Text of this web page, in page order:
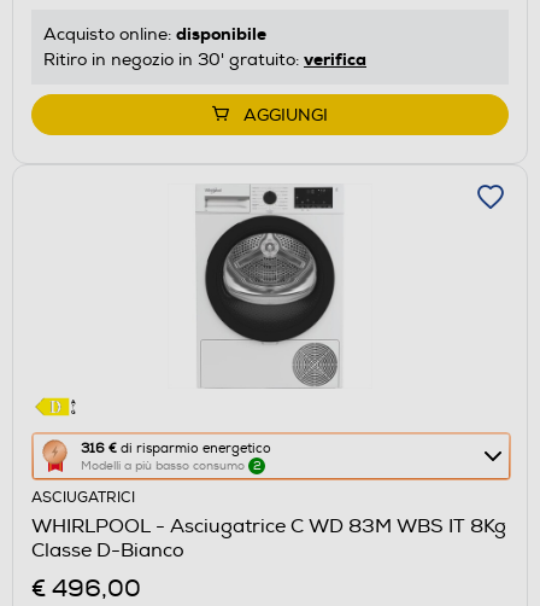
energetico
di
Youreko.
Acquisto online: disponibile
Ritiro in negozio in 30' gratuito: verifica
AGGIUNGI
316 € di risparmio energetico
Modelli a più basso consumo 2
Questa
azione
aprirà
il
Calcolatore
di
ASCIUGATRICI
WHIRLPOOL - Asciugatrice C WD 83M WBS IT 8Kg
Classe D-Bianco
€ 496,00